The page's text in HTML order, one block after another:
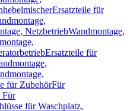
Ersatzteile für
NetzbetriebWandmontage,
Ersatzteile für
für ZubehörFür
Für
für Waschplatz,